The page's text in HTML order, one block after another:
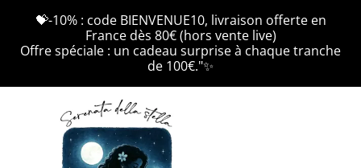
💝-10% : code BIENVENUE10, livraison offerte en
France dès 80€ (hors vente live)
Offre spéciale : un cadeau surprise à chaque tranche
de 100€."✨